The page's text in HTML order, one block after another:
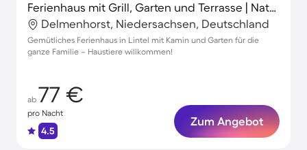
Ferienhaus mit Grill, Garten und Terrasse | Naturblick
Delmenhorst, Niedersachsen, Deutschland
Gemütliches Ferienhaus in Lintel mit Kamin und Garten für die
ganze Familie – Haustiere willkommen!
ab 77 €
pro Nacht
4.5
Zum Angebot